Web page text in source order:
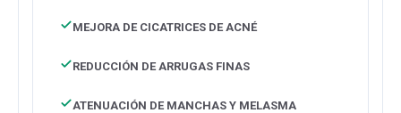
MEJORA DE CICATRICES DE ACNÉ
REDUCCIÓN DE ARRUGAS FINAS
ATENUACIÓN DE MANCHAS Y MELASMA